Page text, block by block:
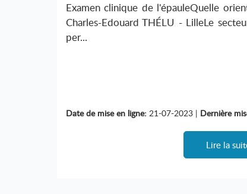
Examen clinique de l'épauleQuelle
Charles-Edouard THÉLU - LilleLe
per...
Date de mise en ligne: 21-07-2023 | Dernière
Lire la